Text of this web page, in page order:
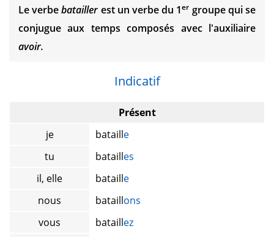
Le verbebatailler est un verbe du 1er groupe qui se
conjugue aux temps composés avec l'auxiliaire
avoir.
Indicatif
Présent
je
bataille
tu
batailles
il, elle
bataille
nous
bataillons
vous
bataillez